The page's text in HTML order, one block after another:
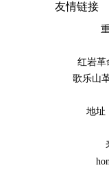
友情链接
红岩革
歌乐山
地址